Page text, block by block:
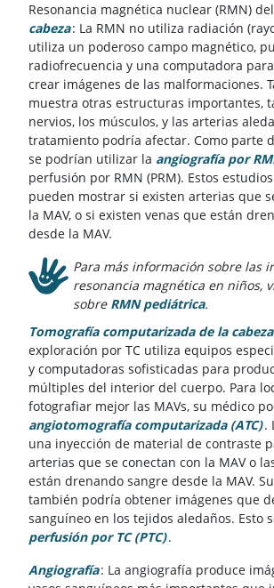
Resonancia magnética nuclear (RMN) del
cabeza: La RMN no utiliza radiación
utiliza un poderoso campo magnético,
radiofrecuencia y una computadora
crear imágenes de las malformaciones.
muestra otras estructuras importantes,
nervios, los músculos, y las arterias
tratamiento podría afectar. Como parte
se podrían utilizar la angiografía por
perfusión por RMN (PRM). Estos
pueden mostrar si existen arterias que
la MAV, o si existen venas que están
desde la MAV.
Para más información sobre las
resonancia magnética en niños,
sobre RMN pediátrica.
Tomografía computarizada de la cabeza
exploración por TC utiliza equipos
y computadoras sofisticadas para
múltiples del interior del cuerpo. Para
fotografiar mejor las MAVs, su médico
angiotomografía computarizada (ATC).
una inyección de material de contraste
arterias que se conectan con la MAV o
están drenando sangre desde la MAV.
también podría obtener imágenes que
sanguíneo en los tejidos aledaños. Esto
perfusión por TC (PTC).
Angiografía: La angiografía produce